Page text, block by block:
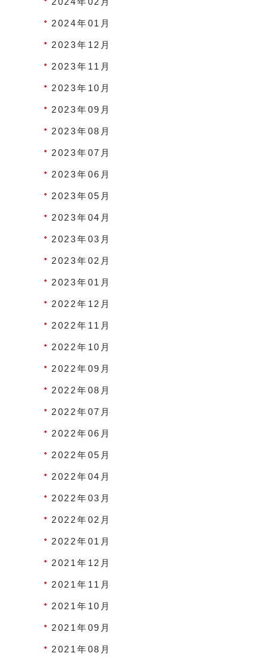
2024年01月
2023年12月
2023年11月
2023年10月
2023年09月
2023年08月
2023年07月
2023年06月
2023年05月
2023年04月
2023年03月
2023年02月
2023年01月
2022年12月
2022年11月
2022年10月
2022年09月
2022年08月
2022年07月
2022年06月
2022年05月
2022年04月
2022年03月
2022年02月
2022年01月
2021年12月
2021年11月
2021年10月
2021年09月
2021年08月